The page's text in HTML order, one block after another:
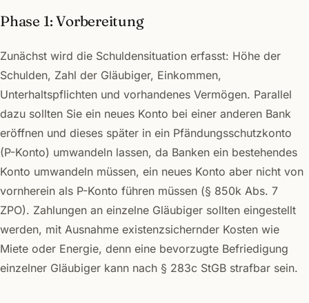
Phase 1: Vorbereitung
Zunächst wird die Schuldensituation erfasst: Höhe der
Schulden, Zahl der Gläubiger, Einkommen,
Unterhaltspflichten und vorhandenes Vermögen. Parallel
dazu sollten Sie ein neues Konto bei einer anderen Bank
eröffnen und dieses später in ein Pfändungsschutzkonto
(P-Konto) umwandeln lassen, da Banken ein bestehendes
Konto umwandeln müssen, ein neues Konto aber nicht von
vornherein als P-Konto führen müssen (§ 850k Abs. 7
ZPO). Zahlungen an einzelne Gläubiger sollten eingestellt
werden, mit Ausnahme existenzsichernder Kosten wie
Miete oder Energie, denn eine bevorzugte Befriedigung
einzelner Gläubiger kann nach § 283c StGB strafbar sein.